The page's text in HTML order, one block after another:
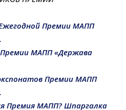
Премии МАПП
МАПП «Держава
Премии МАПП
Премия МАПП? Шпаргалка